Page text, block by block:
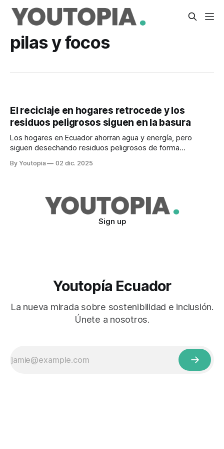
pilas y focos
El reciclaje en hogares retrocede y los
residuos peligrosos siguen en la basura
Los hogares en Ecuador ahorran agua y energía, pero
siguen desechando residuos peligrosos de forma
By Youtopia 02 dic. 2025
Sign up
Youtopía Ecuador
La nueva mirada sobre sostenibilidad e inclusión.
Únete a nosotros.